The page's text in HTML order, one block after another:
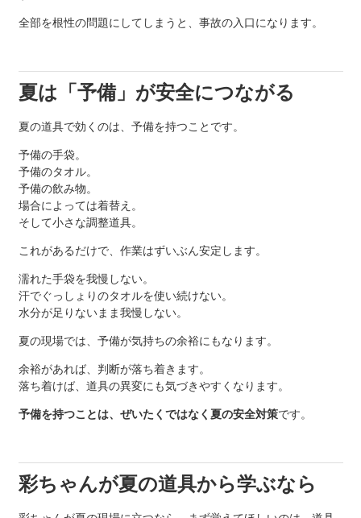
全部を根性の問題にしてしまうと、事故の入口になります。
夏は「予備」が安全につながる
夏の道具で効くのは、予備を持つことです。
予備の手袋。
予備のタオル。
予備の飲み物。
場合によっては着替え。
そして小さな調整道具。
これがあるだけで、作業はずいぶん安定します。
濡れた手袋を我慢しない。
汗でぐっしょりのタオルを使い続けない。
水分が足りないまま我慢しない。
夏の現場では、予備が気持ちの余裕にもなります。
余裕があれば、判断が落ち着きます。
落ち着けば、道具の異変にも気づきやすくなります。
予備を持つことは、ぜいたくではなく夏の安全対策です。
彩ちゃんが夏の道具から学ぶなら